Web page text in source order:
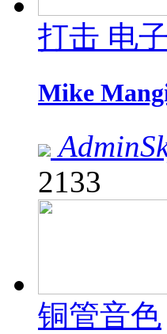
打击 电
Mike
2133
铜管音色